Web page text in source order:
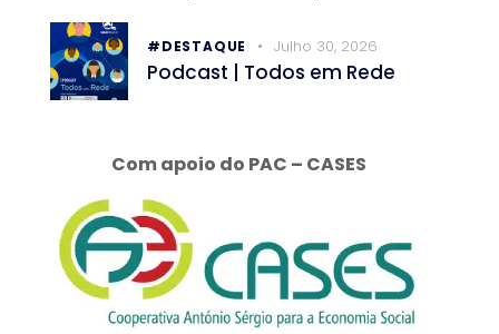
#DESTAQUE Julho 30, 2026
Podcast | Todos em Rede
Com apoio do PAC – CASES